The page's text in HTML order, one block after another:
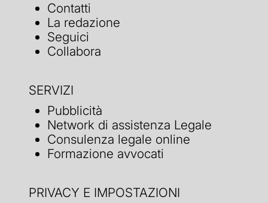
Contatti
La redazione
Seguici
Collabora
SERVIZI
Pubblicità
Network di assistenza Legale
Consulenza legale online
Formazione avvocati
PRIVACY E IMPOSTAZIONI